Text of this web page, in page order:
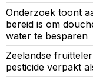
Onderzoek toont
bereid is om
water te besparen
Zeelandse
pesticide verpakt